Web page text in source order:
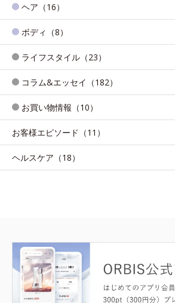
ヘア（16）
ボディ（8）
ライフスタイル（23）
コラム&エッセイ（182）
お買い物情報（10）
お客様エピソード（11）
ヘルスケア（18）